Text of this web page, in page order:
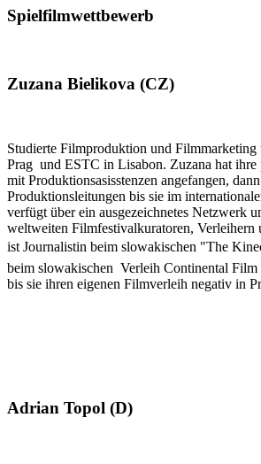
Spielfilmwettbewerb
Zuzana Bielikova (CZ)
Studierte Filmproduktion und
Prag und ESTC in Lisabon. Zuzana hat ihre
mit Produktionsasisstenzen angefangen,
Produktionsleitungen bis sie im
verfügt über ein ausgezeichnetes Netzwerk
weltweiten Filmfestivalkuratoren, Verleihern
ist Journalistin beim slowakischen "The
beim slowakischen Verleih Continental
bis sie ihren eigenen Filmverleih negativ in
Adrian Topol (D)